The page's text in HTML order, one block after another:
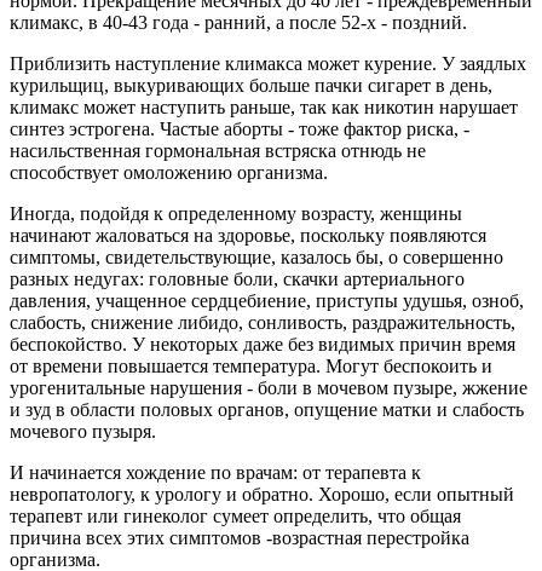
климакс, в 40-43 года - ранний, а после 52-х - поздний.
Приблизить наступление климакса может курение. У заядлых
курильщиц, выкуривающих больше пачки сигарет в день,
климакс может наступить раньше, так как никотин нарушает
синтез эстрогена. Частые аборты - тоже фактор риска, -
насильственная гормональная встряска отнюдь не
способствует омоложению организма.
Иногда, подойдя к определенному возрасту, женщины
начинают жаловаться на здоровье, поскольку появляются
симптомы, свидетельствующие, казалось бы, о совершенно
разных недугах: головные боли, скачки артериального
давления, учащенное сердцебиение, приступы удушья, озноб,
слабость, снижение либидо, сонливость, раздражительность,
беспокойство. У некоторых даже без видимых причин время
от времени повышается температура. Могут беспокоить и
урогенитальные нарушения - боли в мочевом пузыре, жжение
и зуд в области половых органов, опущение матки и слабость
мочевого пузыря.
И начинается хождение по врачам: от терапевта к
невропатологу, к урологу и обратно. Хорошо, если опытный
терапевт или гинеколог сумеет определить, что общая
причина всех этих симптомов -возрастная перестройка
организма.